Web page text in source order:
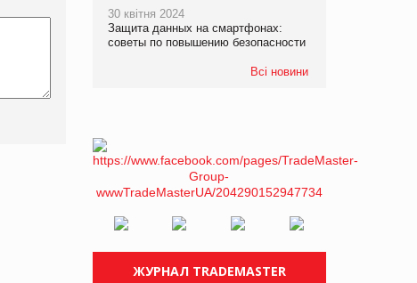
30 квітня 2024
Защита данных на смартфонах:
советы по повышению безопасности
Всі новини
ЖУРНАЛ TRADEMASTER